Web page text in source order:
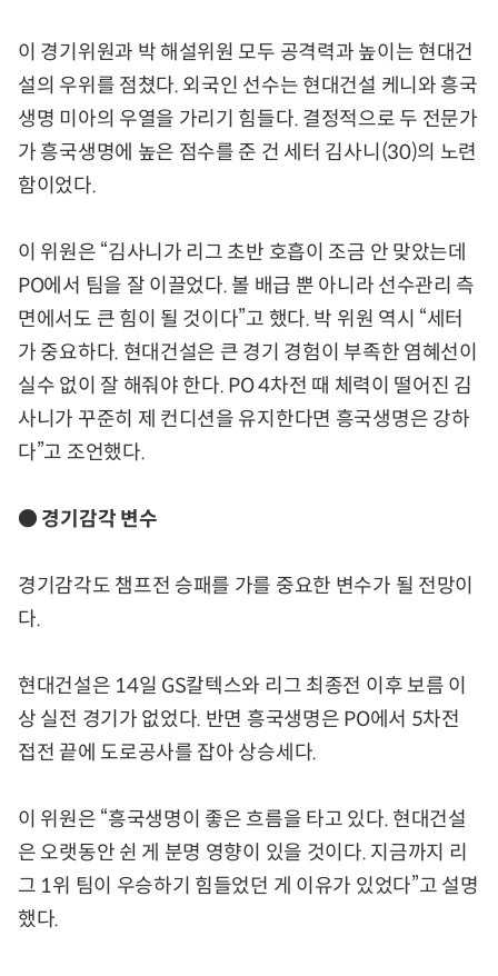
이 경기위원과 박 해설위원 모두 공격력과 높이는 현대건
설의 우위를 점쳤다. 외국인 선수는 현대건설 케니와 흥국
생명 미아의 우열을 가리기 힘들다. 결정적으로 두 전문가
가 흥국생명에 높은 점수를 준 건 세터 김사니(30)의 노련
함이었다.
이 위원은 “김사니가 리그 초반 호흡이 조금 안 맞았는데
PO에서 팀을 잘 이끌었다. 볼 배급 뿐 아니라 선수관리 측
면에서도 큰 힘이 될 것이다”고 했다. 박 위원 역시 “세터
가 중요하다. 현대건설은 큰 경기 경험이 부족한 염혜선이
실수 없이 잘 해줘야 한다. PO 4차전 때 체력이 떨어진 김
사니가 꾸준히 제 컨디션을 유지한다면 흥국생명은 강하
다”고 조언했다.
● 경기감각 변수
경기감각도 챔프전 승패를 가를 중요한 변수가 될 전망이
다.
현대건설은 14일 GS칼텍스와 리그 최종전 이후 보름 이
상 실전 경기가 없었다. 반면 흥국생명은 PO에서 5차전
접전 끝에 도로공사를 잡아 상승세다.
이 위원은 “흥국생명이 좋은 흐름을 타고 있다. 현대건설
은 오랫동안 쉰 게 분명 영향이 있을 것이다. 지금까지 리
그 1위 팀이 우승하기 힘들었던 게 이유가 있었다”고 설명
했다.